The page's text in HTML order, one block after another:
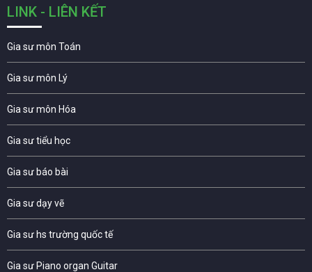
LINK - LIÊN KẾT
Gia sư môn Toán
Gia sư môn Lý
Gia sư môn Hóa
Gia sư tiểu học
Gia sư báo bài
Gia sư dạy vẽ
Gia sư hs trường quốc tế
Gia sư Piano organ Guitar